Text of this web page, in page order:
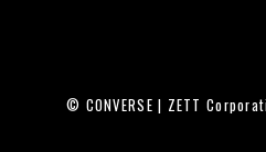
© CONVERSE | ZETT